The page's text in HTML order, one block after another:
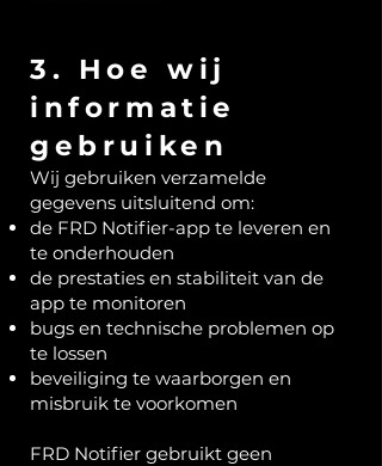
3. Hoe wij
informatie
gebruiken
Wij gebruiken verzamelde
gegevens uitsluitend om:
de FRD Notifier-app te leveren en
te onderhouden
de prestaties en stabiliteit van de
app te monitoren
bugs en technische problemen op
te lossen
beveiliging te waarborgen en
misbruik te voorkomen
FRD Notifier gebruikt geen